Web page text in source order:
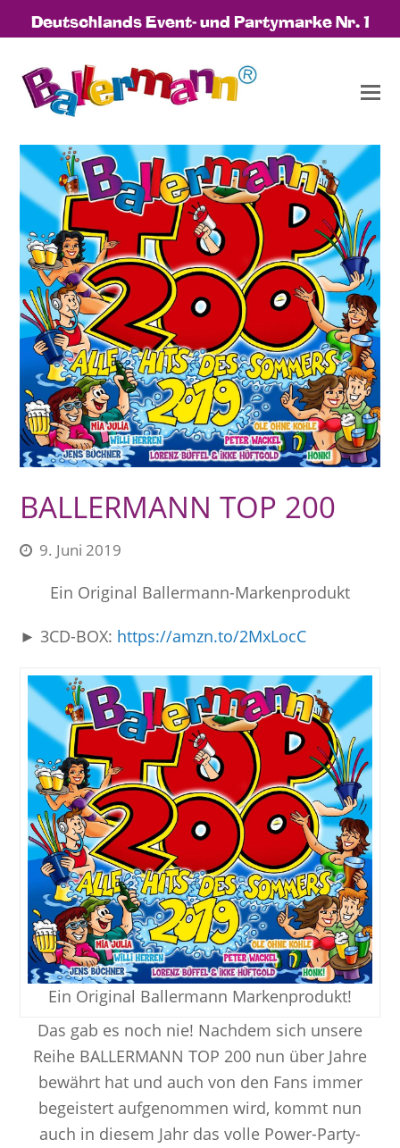
Deutschlands Event- und Partymarke Nr. 1
BALLERMANN TOP 200
9. Juni 2019
Ein Original Ballermann-Markenprodukt
► 3CD-BOX: https://amzn.to/2MxLocC
Ein Original Ballermann Markenprodukt!
Das gab es noch nie! Nachdem sich unsere
Reihe BALLERMANN TOP 200 nun über Jahre
bewährt hat und auch von den Fans immer
begeistert aufgenommen wird, kommt nun
auch in diesem Jahr das volle Power-Party-